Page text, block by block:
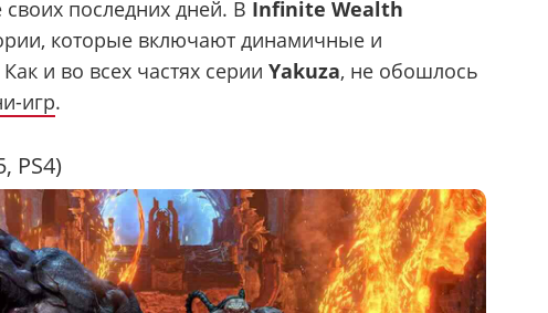
последних дней. В Infinite Wealth
которые включают динамичные и
и во всех частях серии Yakuza, не обошлось
игр.
PS4)